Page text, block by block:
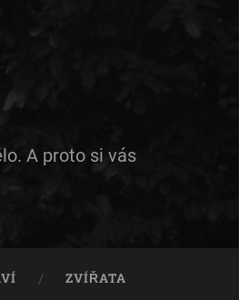
A proto si vás
ZVÍŘATA